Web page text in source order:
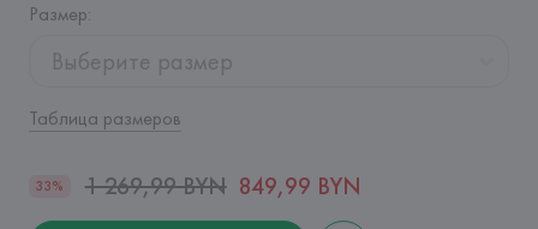
Размер:
Выберите размер
Таблица размеров
33% 1 269,99 BYN 849,99 BYN